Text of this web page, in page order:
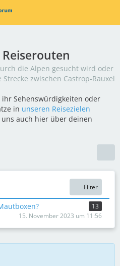
die Alpen gesucht wird oder
zwischen Castrop-Rauxel
Sehenswürdigkeiten oder
in unseren Reisezielen
auch hier über deinen
Filter
13
15. November 2023 um 11:56